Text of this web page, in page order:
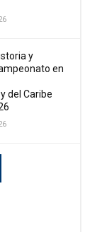
y
en
del Caribe